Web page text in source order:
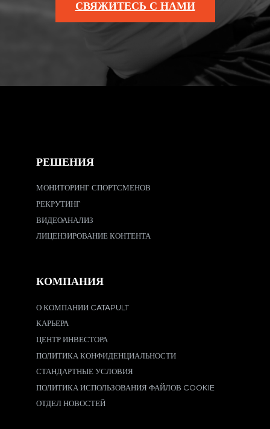
СВЯЖИТЕСЬ С НАМИ
РЕШЕНИЯ
МОНИТОРИНГ СПОРТСМЕНОВ
РЕКРУТИНГ
ВИДЕОАНАЛИЗ
ЛИЦЕНЗИРОВАНИЕ КОНТЕНТА
КОМПАНИЯ
О КОМПАНИИ CATAPULT
КАРЬЕРА
ЦЕНТР ИНВЕСТОРА
ПОЛИТИКА КОНФИДЕНЦИАЛЬНОСТИ
СТАНДАРТНЫЕ УСЛОВИЯ
ПОЛИТИКА ИСПОЛЬЗОВАНИЯ ФАЙЛОВ COOKIE
ОТДЕЛ НОВОСТЕЙ